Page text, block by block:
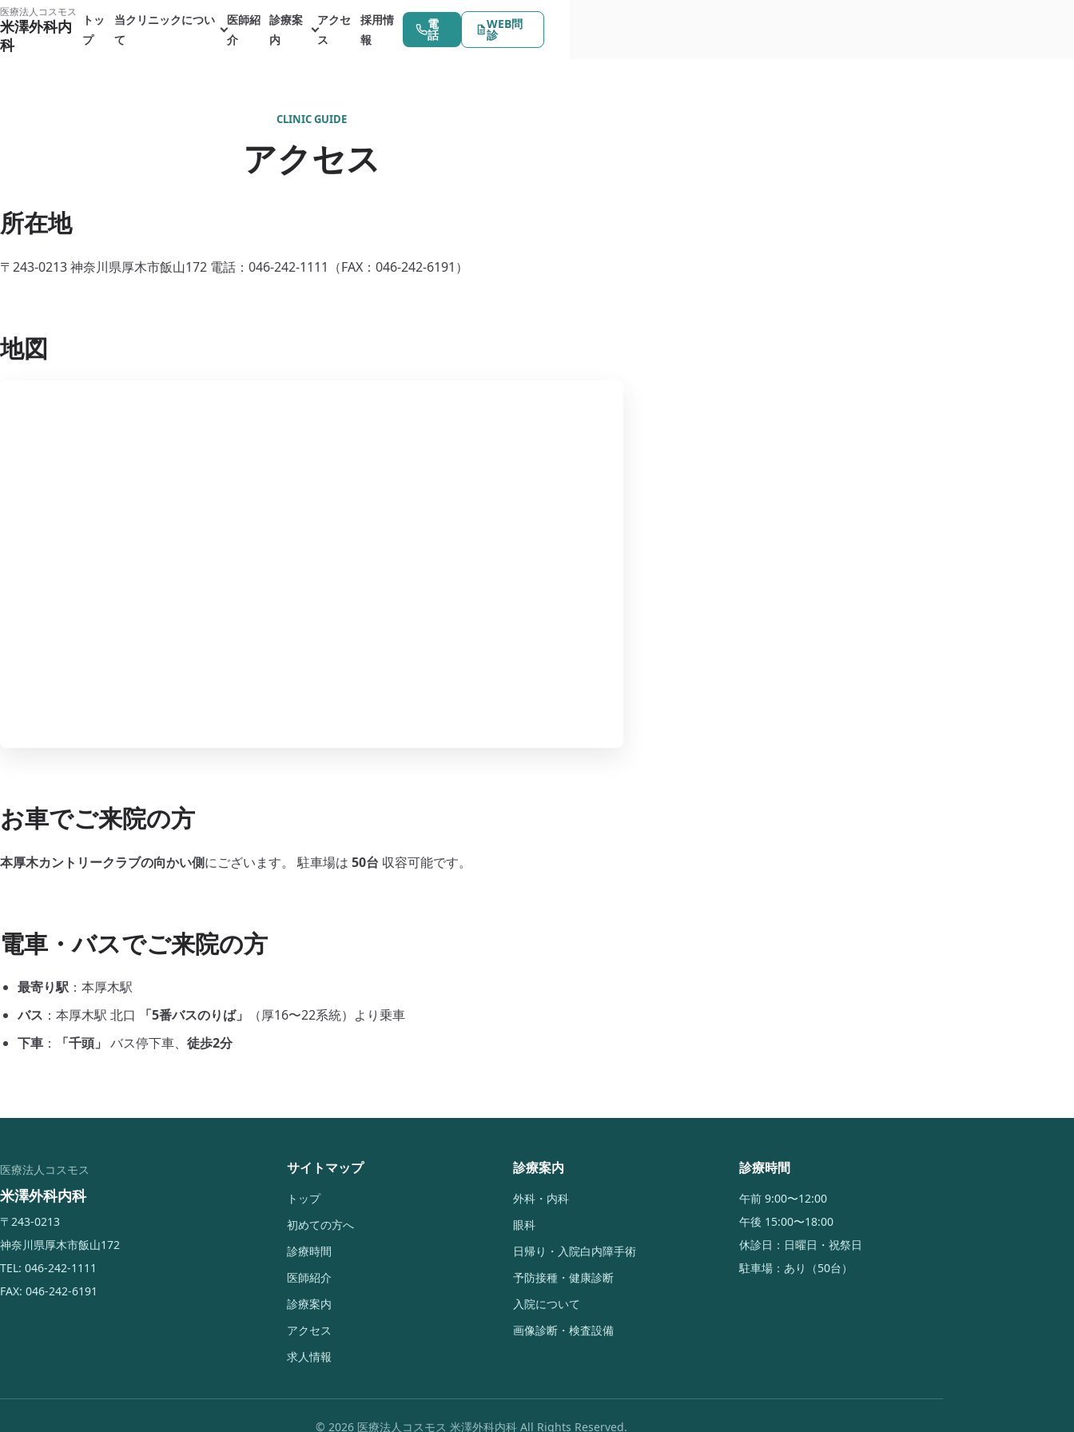
本
文
へ
医療法人コスモス
米澤外科内
科
トッ
プ
当クリニックについ
て
医師紹
介
診療案
内
アクセ
ス
採用情
報
電
話
WEB問
診
CLINIC GUIDE
アクセス
所在地
〒243-0213 神奈川県厚木市飯山172 電話：046-242-1111（FAX：046-242-6191）
地図
お車でご来院の方
本厚木カントリークラブの向かい側にございます。 駐車場は 50台 収容可能です。
電車・バスでご来院の方
最寄り駅 ：本厚木駅
バス ：本厚木駅 北口 「5番バスのりば」
（厚16〜22系統）より乗車
下車 ： 「千頭」 バス停下車、徒歩2分
医療法人コスモス
米澤外科内科
〒243-0213
神奈川県厚木市飯山172
TEL: 046-242-1111
FAX: 046-242-6191
サイトマップ
トップ
初めての方へ
診療時間
医師紹介
診療案内
アクセス
求人情報
診療案内
外科・内科
眼科
日帰り・入院白内障手術
予防接種・健康診断
入院について
画像診断・検査設備
診療時間
午前 9:00〜12:00
午後 15:00〜18:00
休診日：日曜日・祝祭日
駐車場：あり（50台）
© 2026 医療法人コスモス 米澤外科内科 All Rights Reserved.